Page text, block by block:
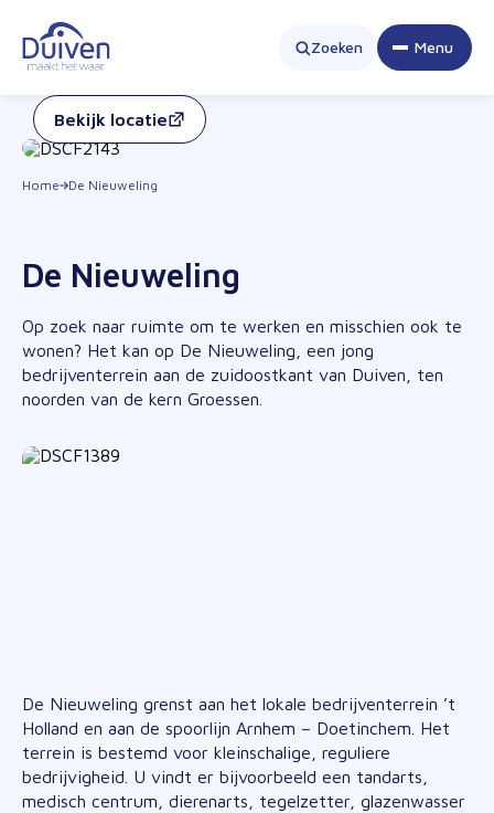
Zoeken
Kavels Subsidies Financiële regelingen
Menu
Duiven Maakt Het Waar
Bedrijventerreinen
Beschikbare kavels
Over Duiven
Financiële regelingen
Bekijk locatie
Home De Nieuweling
De Nieuweling
Op zoek naar ruimte om te werken en misschien ook te
wonen? Het kan op De Nieuweling, een jong
bedrijventerrein aan de zuidoostkant van Duiven, ten
noorden van de kern Groessen.
De Nieuweling grenst aan het lokale bedrijventerrein ’t
Holland en aan de spoorlijn Arnhem – Doetinchem. Het
terrein is bestemd voor kleinschalige, reguliere
bedrijvigheid. U vindt er bijvoorbeeld een tandarts,
medisch centrum, dierenarts, tegelzetter, glazenwasser